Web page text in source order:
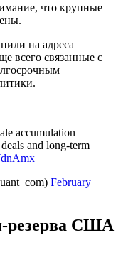
что крупные
на адреса
всего связанные с
accumulation
and long-term
February
резерва США